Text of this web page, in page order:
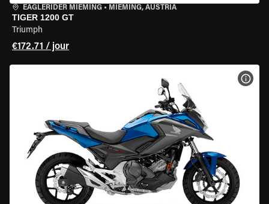
EAGLERIDER MIEMING • MIEMING, AUSTRIA
TIGER 1200 GT
Triumph
€172.71 / jour